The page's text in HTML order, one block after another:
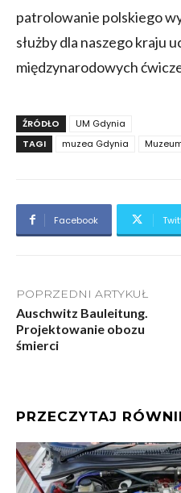
patrolowanie polskiego
służby dla naszego kraju
międzynarodowych
ŹRÓDŁO
UM Gdynia
TAGI
muzea Gdynia
Facebook
POPRZEDNI ARTYKUŁ
Auschwitz Bauleitung.
Projektowanie obozu
śmierci
PRZECZYTAJ